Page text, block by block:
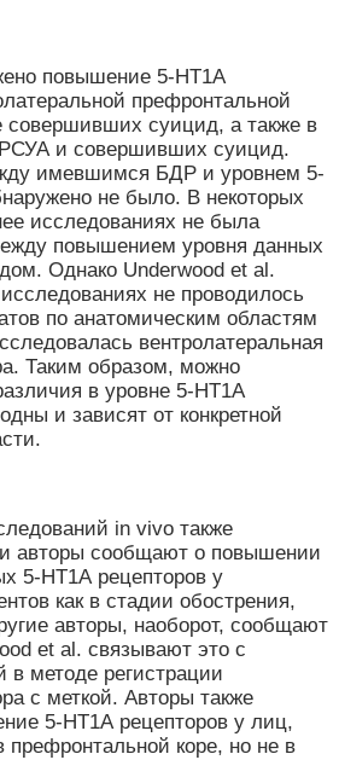
повышение 5-HT1А
префронтальной
совершивших суицид, а также в
и совершивших суицид.
имевшимся БДР и уровнем 5-
не было. В некоторых
исследованиях не была
повышением уровня данных
Однако Underwood et al.
не проводилось
по анатомическим областям
вентролатеральная
Таким образом, можно
в уровне 5-HT1А
и зависят от конкретной
in vivo также
авторы сообщают о повышении
5-HT1А рецепторов у
как в стадии обострения,
авторы, наоборот, сообщают
et al. связывают это с
в методе регистрации
с меткой. Авторы также
5-HT1А рецепторов у лиц,
коре, но не в